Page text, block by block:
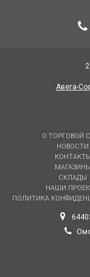
Авега-
О ТОРГОВОЙ
НОВОСТИ
КОНТАКТЫ
МАГАЗИНЫ
СКЛАДЫ
НАШИ
ПОЛИТИКА